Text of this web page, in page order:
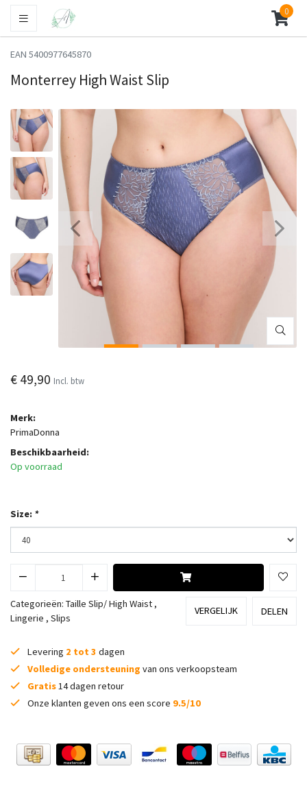
0
EAN 5400977645870
Monterrey High Waist Slip
€ 49,90 Incl. btw
Merk:
PrimaDonna
Beschikbaarheid:
Op voorraad
Size: *
Categorieën: Taille Slip/ High Waist ,
Lingerie , Slips
VERGELIJK DELEN
Levering 2 tot 3 dagen
Volledige ondersteuning van ons verkoopsteam
Gratis14 dagen retour
Onze klanten geven ons een score 9.5/10